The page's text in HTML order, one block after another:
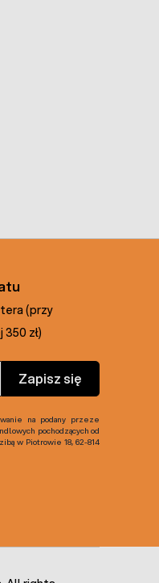
(przy
zł)
Zapisz się
na podany przeze
pochodzących od
w Piotrowie 18, 62-814